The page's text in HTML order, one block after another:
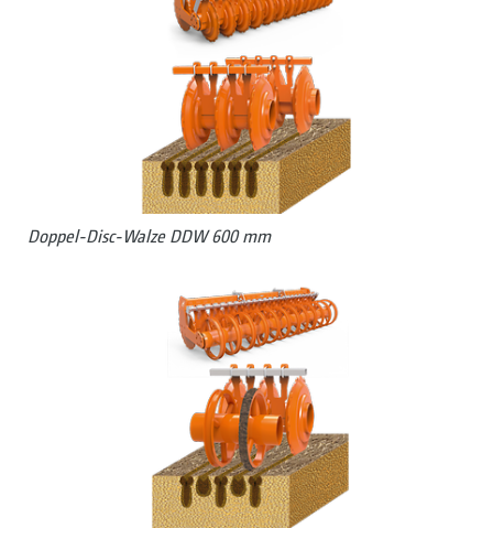
Doppel-Disc-Walze DDW 600 mm